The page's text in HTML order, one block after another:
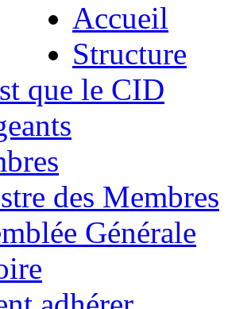
Accueil
Structure
que le CID
des Membres
Générale